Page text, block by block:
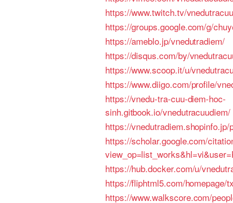
https://www.twitch.tv/
https://groups.google.com/g/
https://ameblo.jp/vnedutradiem/
https://disqus.com/by/
https://www.scoop.it/u/
https://www.diigo.com/profile/
https://vnedu-tra-cuu-diem-hoc-
sinh.gitbook.io/vnedutracuudiem/
https://vnedutradiem.shopinfo.jp/
https://scholar.google.com/
https://hub.docker.com/u/
https://fliphtml5.com/homepage/
https://www.walkscore.com/